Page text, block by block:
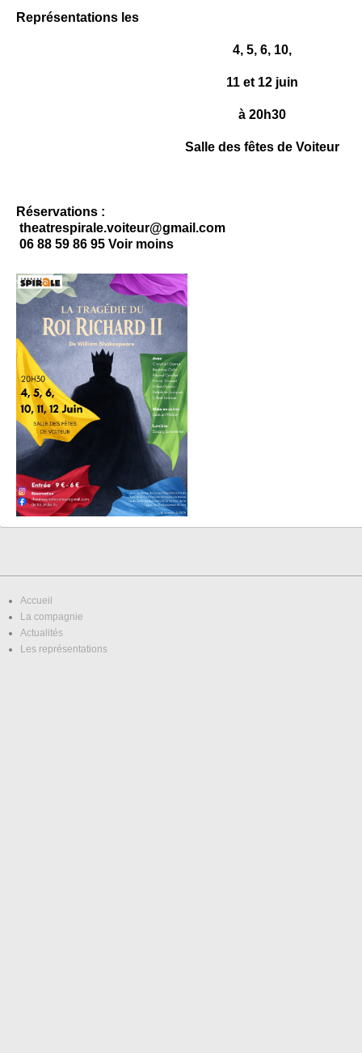
Représentations les
4, 5, 6, 10,
11 et 12 juin
à 20h30
Salle des fêtes de Voiteur
Réservations :
theatrespirale.voiteur@gmail.com
06 88 59 86 95 Voir moins
Accueil
La compagnie
Actualités
Les représentations